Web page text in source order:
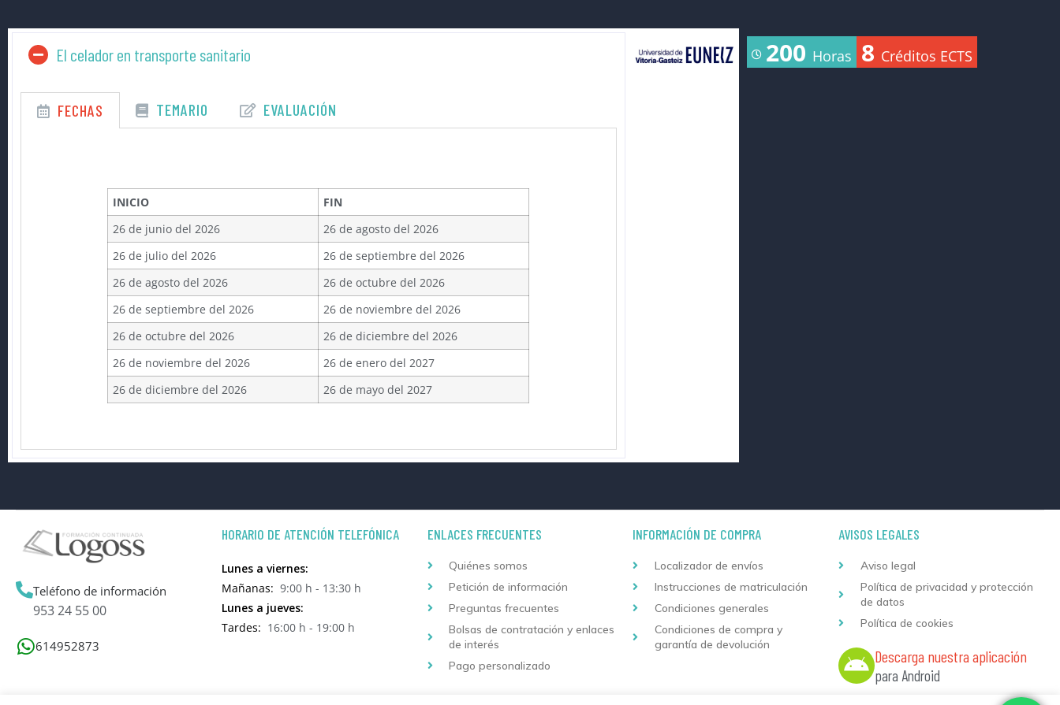
El celador en transporte sanitario
FECHAS TEMARIO EVALUACIÓN
INICIO
FIN
26 de junio del 2026
26 de agosto del 2026
26 de julio del 2026
26 de septiembre del 2026
26 de agosto del 2026
26 de octubre del 2026
26 de septiembre del 2026
26 de noviembre del 2026
26 de octubre del 2026
26 de diciembre del 2026
26 de noviembre del 2026
26 de enero del 2027
26 de diciembre del 2026
26 de mayo del 2027
200 Horas 8 Créditos ECTS
Teléfono de información
953 24 55 00
614952873
HORARIO DE ATENCIÓN TELEFÓNICA
Lunes a viernes:
Mañanas: 9:00 h - 13:30 h
Lunes a jueves:
Tardes: 16:00 h - 19:00 h
ENLACES FRECUENTES
Quiénes somos
Petición de información
Preguntas frecuentes
Bolsas de contratación y enlaces
de interés
Pago personalizado
INFORMACIÓN DE COMPRA
Localizador de envíos
Instrucciones de matriculación
Condiciones generales
Condiciones de compra y
garantía de devolución
AVISOS LEGALES
Aviso legal
Política de privacidad y protección
de datos
Política de cookies
Descarga nuestra aplicación
para Android